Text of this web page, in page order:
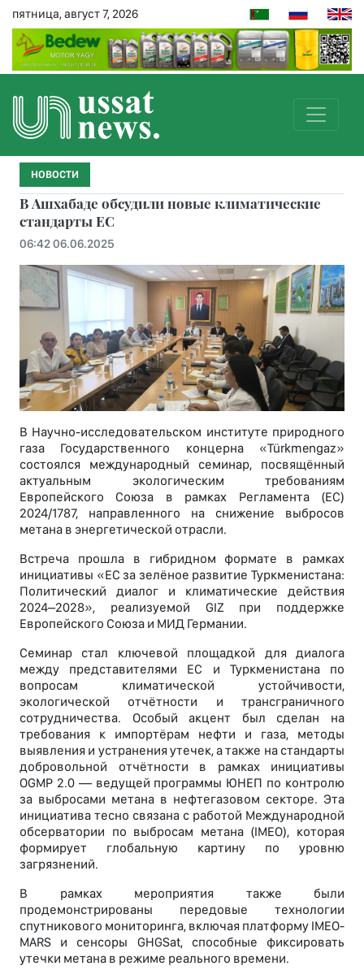
пятница, август 7, 2026
НОВОСТИ
В Ашхабаде обсудили новые климатические
стандарты ЕС
06:42 06.06.2025
В Научно-исследовательском институте природного
газа Государственного концерна «Türkmengaz»
состоялся международный семинар, посвящённый
актуальным экологическим требованиям
Европейского Союза в рамках Регламента (ЕС)
2024/1787, направленного на снижение выбросов
метана в энергетической отрасли.
Встреча прошла в гибридном формате в рамках
инициативы «ЕС за зелёное развитие Туркменистана:
Политический диалог и климатические действия
2024–2028», реализуемой GIZ при поддержке
Европейского Союза и МИД Германии.
Семинар стал ключевой площадкой для диалога
между представителями ЕС и Туркменистана по
вопросам климатической устойчивости,
экологической отчётности и трансграничного
сотрудничества. Особый акцент был сделан на
требования к импортёрам нефти и газа, методы
выявления и устранения утечек, а также на стандарты
добровольной отчётности в рамках инициативы
OGMP 2.0 — ведущей программы ЮНЕП по контролю
за выбросами метана в нефтегазовом секторе. Эта
инициатива тесно связана с работой Международной
обсерватории по выбросам метана (IMEO), которая
формирует глобальную картину по уровню
загрязнений.
В рамках мероприятия также были
продемонстрированы передовые технологии
спутникового мониторинга, включая платформу IMEO-
MARS и сенсоры GHGSat, способные фиксировать
утечки метана в режиме реального времени.